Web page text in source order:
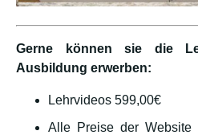
Gerne können sie die
Ausbildung erwerben:
Lehrvideos 599,00€
Alle Preise der Website